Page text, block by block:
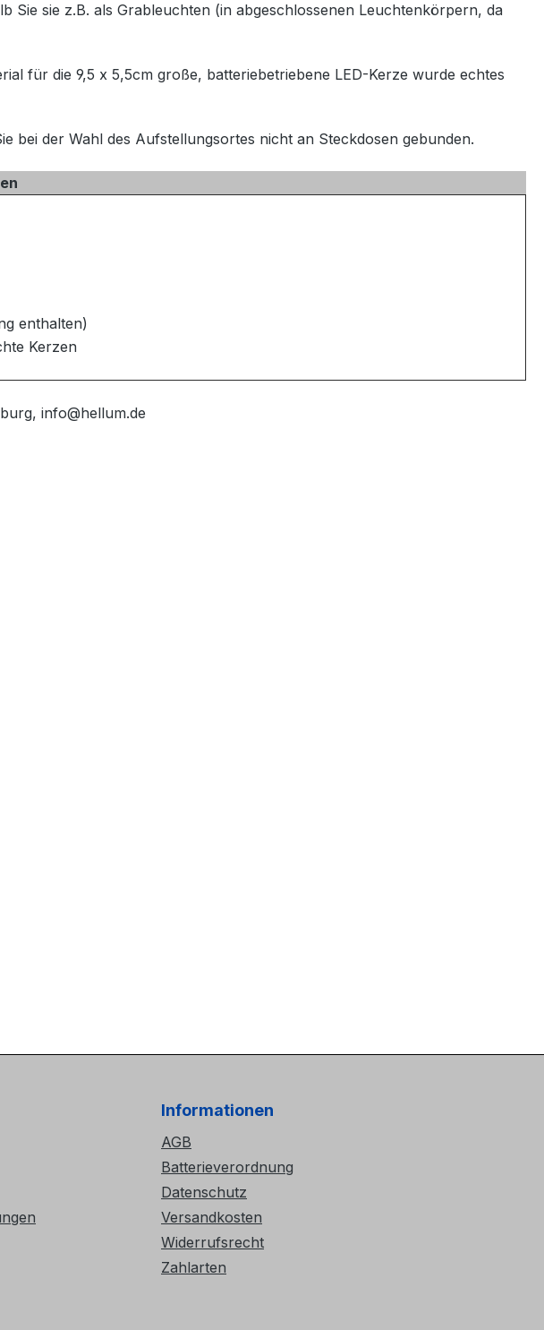
sie z.B. als Grableuchten (in abgeschlossenen Leuchtenkörpern, da
für die 9,5 x 5,5cm große, batteriebetriebene LED-Kerze wurde echtes
bei der Wahl des Aufstellungsortes nicht an Steckdosen gebunden.
enthalten)
Kerzen
info@hellum.de
Informationen
AGB
Batterieverordnung
Datenschutz
Versandkosten
Widerrufsrecht
Zahlarten